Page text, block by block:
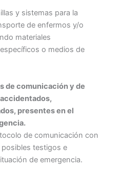
y sistemas para la
de enfermos y/o
materiales
o medios de
de comunicación y de
presentes en el
de comunicación con
testigos e
de emergencia.